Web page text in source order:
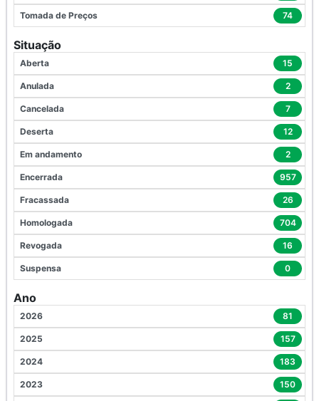
Tomada de Preços 74
Situação
Aberta 15
Anulada 2
Cancelada 7
Deserta 12
Em andamento 2
Encerrada 957
Fracassada 26
Homologada 704
Revogada 16
Suspensa 0
Ano
2026 81
2025 157
2024 183
2023 150